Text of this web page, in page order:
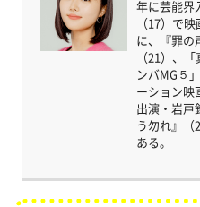
年に芸能界
（17）で
に、『罪の
（21）、
ンバMG５
ーション映
出演・岩戸
う勿れ』（
ある。